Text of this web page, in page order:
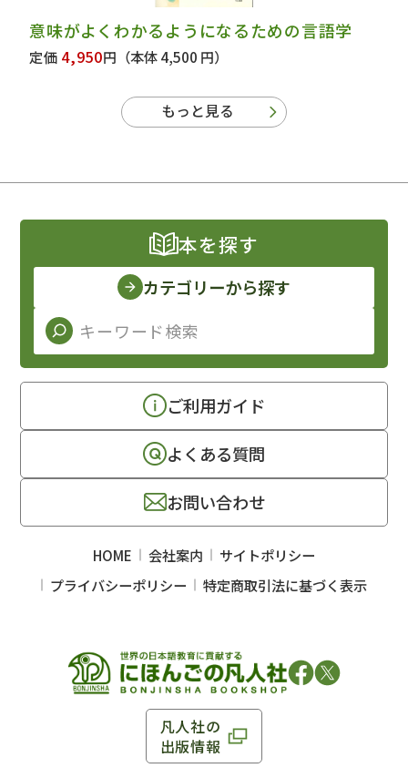
意味がよくわかるようになるための言語学
定価 4,950円 （本体 4,500 円）
もっと見る
凡人社の
出版情報
本を探す
カテゴリーから探す
ご利用ガイド
よくある質問
お問い合わせ
HOME 会社案内
サイトポリシー
プライバシーポリシー
特定商取引法に基づく表示